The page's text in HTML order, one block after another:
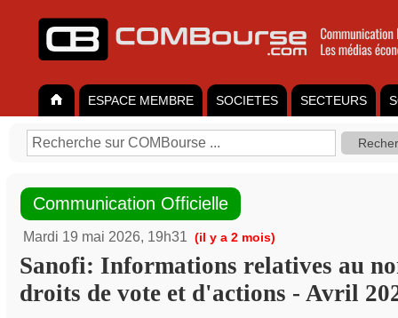
ESPACE MEMBRE SOCIETES SECTEURS
Communication Officielle
Mardi 19 mai 2026, 19h31 (il y a 2 mois)
Sanofi: Informations relatives au
droits de vote et d'actions - Avril